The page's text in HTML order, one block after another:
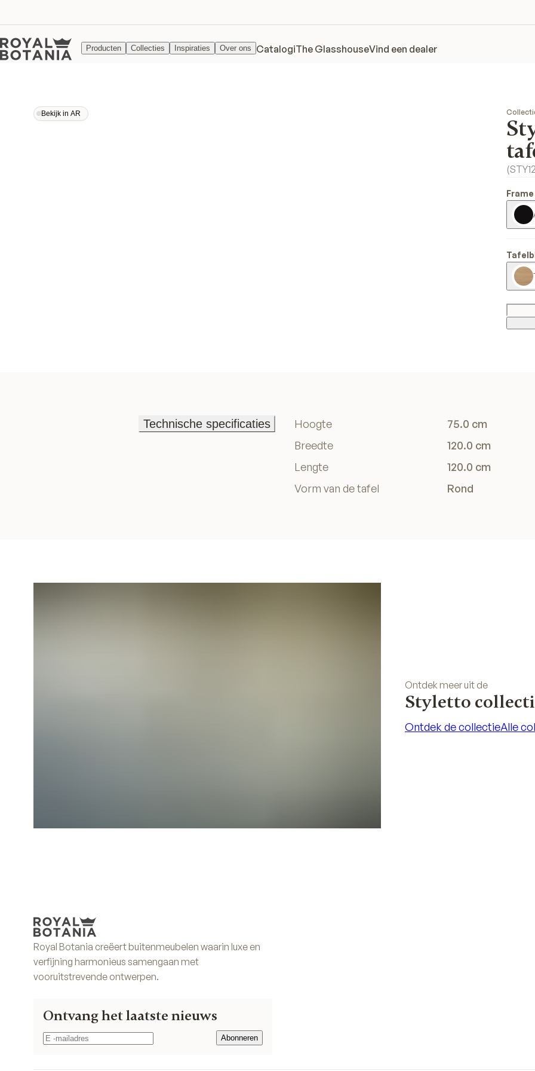
Producten Collecties Inspiraties Over ons CatalogiThe GlasshouseVind een dealer
Bekijk in AR
Bekijk in AR
(
Technische specificaties
Hoogte
75.0 cm
Breedte
120.0 cm
Lengte
120.0 cm
Vorm van de tafel
Rond
Ontdek meer uit de
Styletto
Ontdek de collectieAlle
Royal Botania creëert buitenmeubelen waarin luxe en
verfijning harmonieus samengaan met
vooruitstrevende ontwerpen.
Ontvang het laatste nieuws
Abonneren
Abonneren